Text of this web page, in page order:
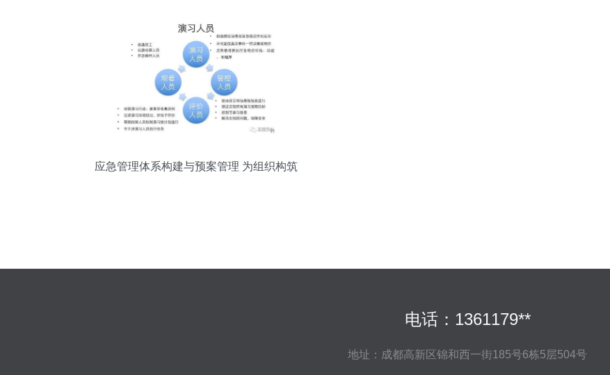
应急管理体系构建与预案管理 为组织构筑
电话：1361179**
地址：成都高新区锦和西一街185号6栋5层504号